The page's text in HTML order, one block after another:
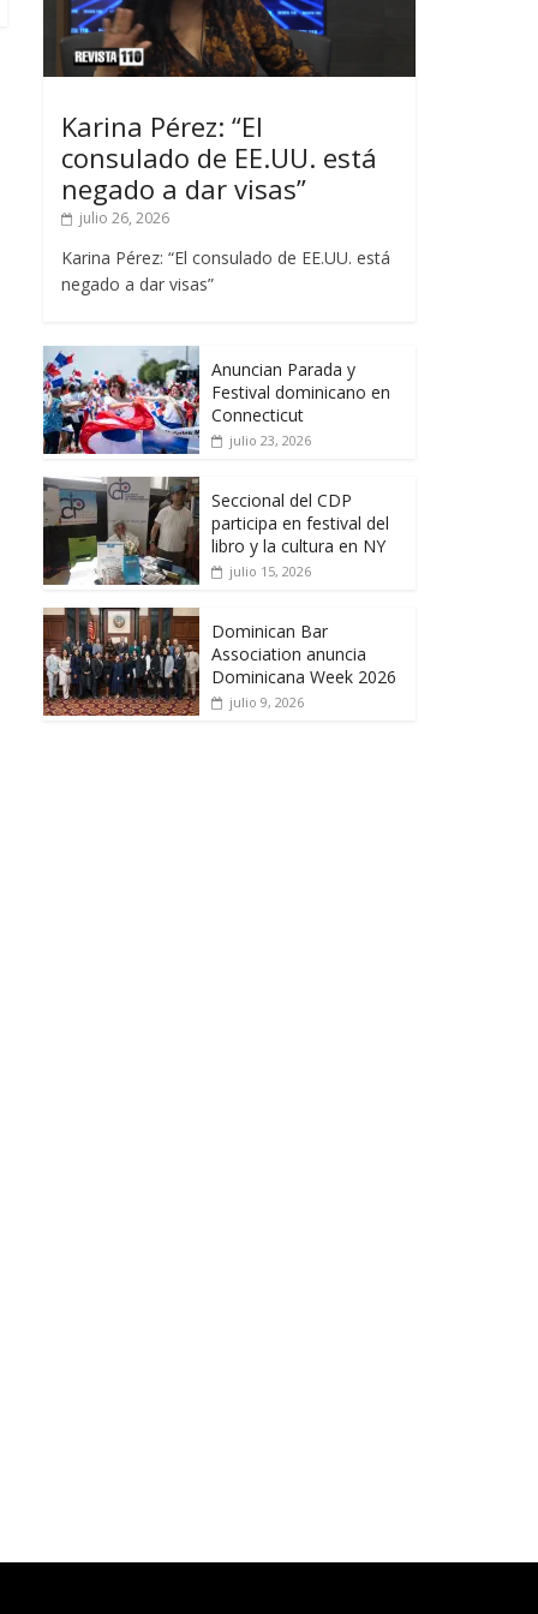
Karina Pérez: “El
consulado de EE.UU. está
negado a dar visas”
julio 26, 2026
Karina Pérez: “El consulado de EE.UU. está
negado a dar visas”
Anuncian Parada y
Festival dominicano en
Connecticut
julio 23, 2026
Seccional del CDP
participa en festival del
libro y la cultura en NY
julio 15, 2026
Dominican Bar
Association anuncia
Dominicana Week 2026
julio 9, 2026